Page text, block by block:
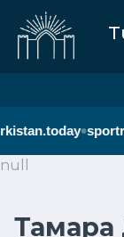
•
null
Тамара